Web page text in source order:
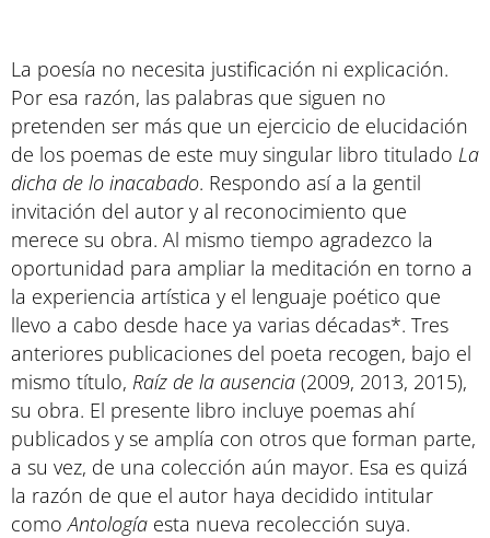
La poesía no necesita justificación ni explicación.
Por esa razón, las palabras que siguen no
pretenden ser más que un ejercicio de elucidación
de los poemas de este muy singular libro titulado La
dicha de lo inacabado. Respondo así a la gentil
invitación del autor y al reconocimiento que
merece su obra. Al mismo tiempo agradezco la
oportunidad para ampliar la meditación en torno a
la experiencia artística y el lenguaje poético que
llevo a cabo desde hace ya varias décadas*. Tres
anteriores publicaciones del poeta recogen, bajo el
mismo título, Raíz de la ausencia (2009, 2013, 2015),
su obra. El presente libro incluye poemas ahí
publicados y se amplía con otros que forman parte,
a su vez, de una colección aún mayor. Esa es quizá
la razón de que el autor haya decidido intitular
comoAntología esta nueva recolección suya.